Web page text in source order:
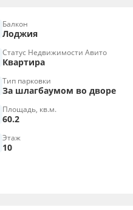
Балкон
Лоджия
Статус Недвижимости Авито
Квартира
Тип парковки
За шлагбаумом во дворе
Площадь, кв.м.
60.2
Этаж
10